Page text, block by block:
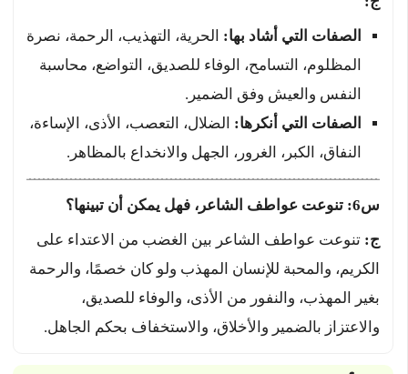
الصفات التي أشاد بها: الحرية، التهذيب، الرحمة، نصرة
المظلوم، التسامح، الوفاء للصديق، التواضع، محاسبة
النفس والعيش وفق الضمير.
الصفات التي أنكرها: الضلال، التعصب، الأذى، الإساءة،
النفاق، الكبر، الغرور، الجهل والانخداع بالمظاهر.
س6: تنوعت عواطف الشاعر، فهل يمكن أن تبينها؟
ج: تنوعت عواطف الشاعر بين الغضب من الاعتداء على
الكريم، والمحبة للإنسان المهذب ولو كان خصمًا، والرحمة
بغير المهذب، والنفور من الأذى، والوفاء للصديق،
والاعتزاز بالضمير والأخلاق، والاستخفاف بحكم الجاهل.